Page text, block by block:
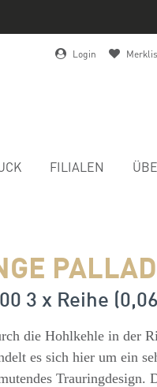
Login
FILIALEN
3 x Reihe
die Hohlkehle in der
es sich hier um ein
Trauringdesign.